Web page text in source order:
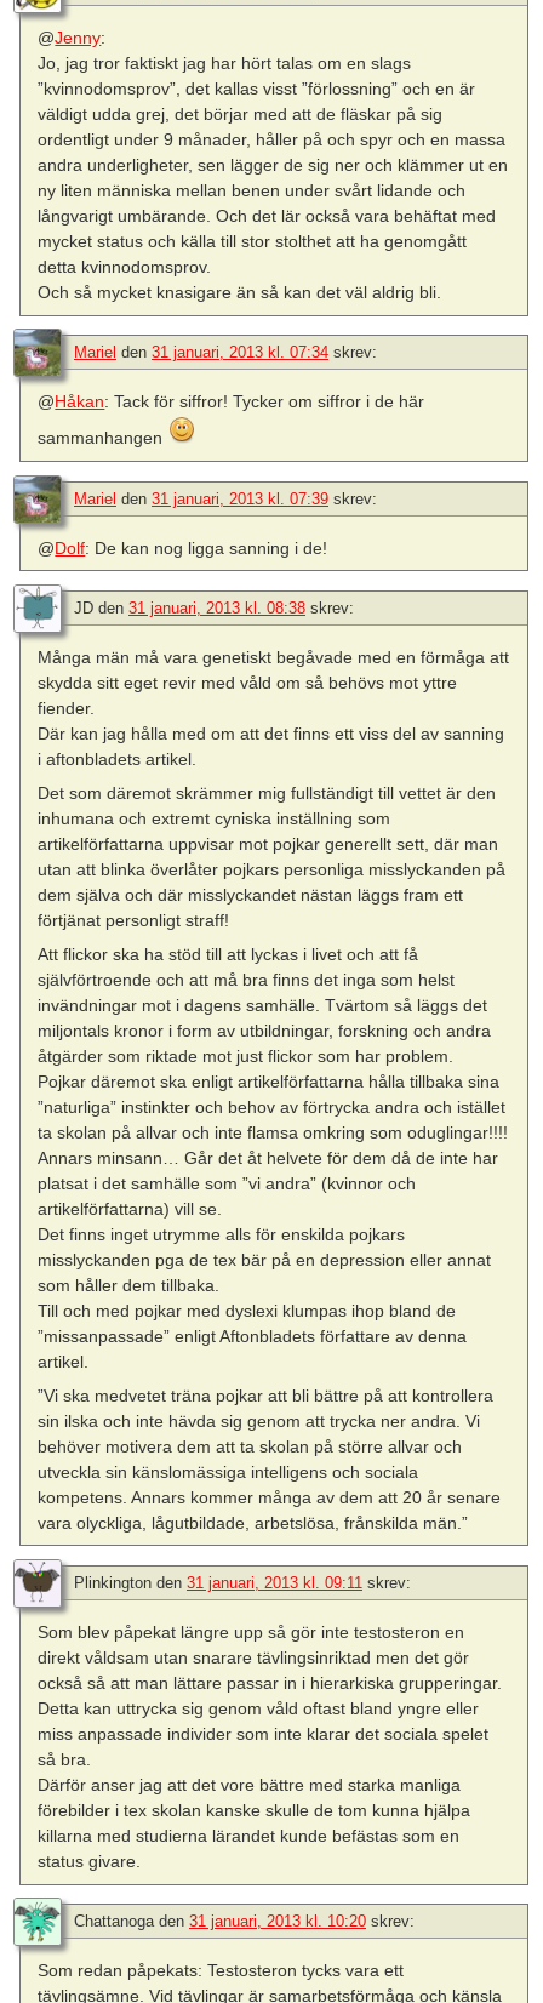
@Jenny:
Jo, jag tror faktiskt jag har hört talas om en slags
”kvinnodomsprov”, det kallas visst ”förlossning” och en är
väldigt udda grej, det börjar med att de fläskar på sig
ordentligt under 9 månader, håller på och spyr och en massa
andra underligheter, sen lägger de sig ner och klämmer ut en
ny liten människa mellan benen under svårt lidande och
långvarigt umbärande. Och det lär också vara behäftat med
mycket status och källa till stor stolthet att ha genomgått
detta kvinnodomsprov.
Och så mycket knasigare än så kan det väl aldrig bli.
Mariel den 31 januari, 2013 kl. 07:34 skrev:
@Håkan: Tack för siffror! Tycker om siffror i de här
sammanhangen
Mariel den 31 januari, 2013 kl. 07:39 skrev:
@Dolf: De kan nog ligga sanning i de!
JD den 31 januari, 2013 kl. 08:38 skrev:
Många män må vara genetiskt begåvade med en förmåga att
skydda sitt eget revir med våld om så behövs mot yttre
fiender.
Där kan jag hålla med om att det finns ett viss del av sanning
i aftonbladets artikel.
Det som däremot skrämmer mig fullständigt till vettet är den
inhumana och extremt cyniska inställning som
artikelförfattarna uppvisar mot pojkar generellt sett, där man
utan att blinka överlåter pojkars personliga misslyckanden på
dem själva och där misslyckandet nästan läggs fram ett
förtjänat personligt straff!
Att flickor ska ha stöd till att lyckas i livet och att få
självförtroende och att må bra finns det inga som helst
invändningar mot i dagens samhälle. Tvärtom så läggs det
miljontals kronor i form av utbildningar, forskning och andra
åtgärder som riktade mot just flickor som har problem.
Pojkar däremot ska enligt artikelförfattarna hålla tillbaka sina
”naturliga” instinkter och behov av förtrycka andra och istället
ta skolan på allvar och inte flamsa omkring som oduglingar!!!!
Annars minsann… Går det åt helvete för dem då de inte har
platsat i det samhälle som ”vi andra” (kvinnor och
artikelförfattarna) vill se.
Det finns inget utrymme alls för enskilda pojkars
misslyckanden pga de tex bär på en depression eller annat
som håller dem tillbaka.
Till och med pojkar med dyslexi klumpas ihop bland de
”missanpassade” enligt Aftonbladets författare av denna
artikel.
”Vi ska medvetet träna pojkar att bli bättre på att kontrollera
sin ilska och inte hävda sig genom att trycka ner andra. Vi
behöver motivera dem att ta skolan på större allvar och
utveckla sin känslomässiga intelligens och sociala
kompetens. Annars kommer många av dem att 20 år senare
vara olyckliga, lågutbildade, arbetslösa, frånskilda män.”
Plinkington den 31 januari, 2013 kl. 09:11 skrev:
Som blev påpekat längre upp så gör inte testosteron en
direkt våldsam utan snarare tävlingsinriktad men det gör
också så att man lättare passar in i hierarkiska grupperingar.
Detta kan uttrycka sig genom våld oftast bland yngre eller
miss anpassade individer som inte klarar det sociala spelet
så bra.
Därför anser jag att det vore bättre med starka manliga
förebilder i tex skolan kanske skulle de tom kunna hjälpa
killarna med studierna lärandet kunde befästas som en
status givare.
Chattanogaden 31 januari, 2013 kl. 10:20 skrev:
Som redan påpekats: Testosteron tycks vara ett
tävlingsämne. Vid tävlingar är samarbetsförmåga och känsla